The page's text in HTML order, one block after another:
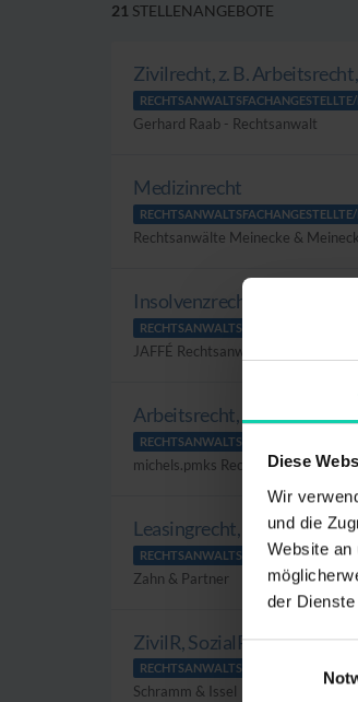
Diese
Wir
und die
Website an
der
21 STELLENANGEBOTE
Zivilrecht, z. B.
RECHTSANWALTSFACHANGESTELLTE/
Gerhard Raab - Rechtsanwalt
Medizinrecht
RECHTSANWALTSFACHANGESTELLTE/
Rechtsanwälte Meinecke &
Insolvenzrecht, Zivilrecht
RECHTSANWALTSFACHANGESTELLTE/R
JAFFÉ Rechtsanwälte
Arbeitsrecht, Medizinrecht
RECHTSANWALTSFACHANGESTELLTE/R
michels.pmks Rechtsanwälte
Leasingrecht, Bankrecht
Zahn & Partner
ZivilR, SozialR,
RECHTSANWALTSFACHANGESTELLTE/R
Schramm & Issel